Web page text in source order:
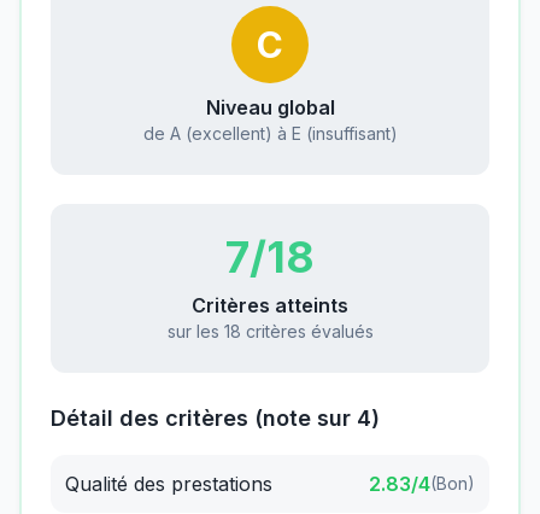
C
Niveau global
de A (excellent) à E (insuffisant)
7/18
Critères atteints
sur les 18 critères évalués
Détail des critères (note sur 4)
Qualité des prestations 2.83/4(Bon)